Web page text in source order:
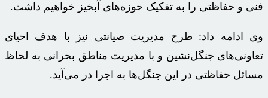
فنی و حفاظتی را به تفکیک حوزه‌های آبخیز خواهیم داشت.
وی ادامه داد: طرح مدیریت صیانتی نیز با هدف احیای
تعاونی‌های جنگل‌نشین و با مدیریت مناطق بحرانی به لحاظ
مسائل حفاظتی در این جنگل‌ها به اجرا در می‌آید.